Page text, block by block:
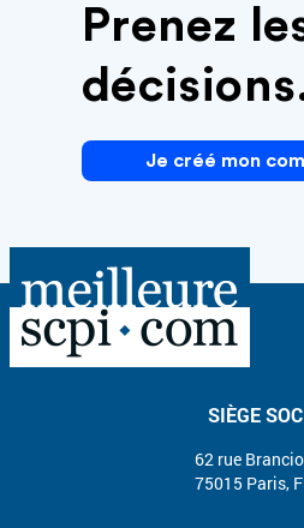
Prenez
Je créé mon
SIÈGE
62 rue
75015 Paris,